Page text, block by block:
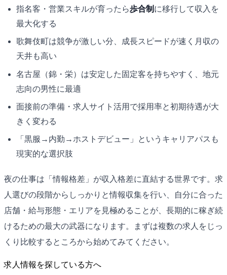
指名客・営業スキルが育ったら歩合制 に移行して収入を
最大化する
歌舞伎町は競争が激しい分、成長スピードが速く月収の
天井も高い
名古屋（錦・栄）は安定した固定客を持ちやすく、地元
志向の男性に最適
面接前の準備・求人サイト活用で採用率と初期待遇が大
きく変わる
「黒服→内勤→ホストデビュー」というキャリアパスも
現実的な選択肢
夜の仕事は「情報格差」が収入格差に直結する世界です。求
人選びの段階からしっかりと情報収集を行い、自分に合った
店舗・給与形態・エリアを見極めることが、長期的に稼ぎ続
けるための最大の武器になります。まずは複数の求人をじっ
くり比較するところから始めてみてください。
求人情報を探している方へ